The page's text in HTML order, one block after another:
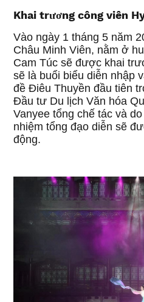
Khai trương công viên
Vào ngày 1 tháng 5 năm
Châu Minh Viên, nằm ở
Cam Túc sẽ được khai
sẽ là buổi biểu diễn nhập
đề Điêu Thuyền đầu tiên
Đầu tư Du lịch Văn hóa
Vanyee tổng chế tác và
nhiệm tổng đạo diễn sẽ
động.